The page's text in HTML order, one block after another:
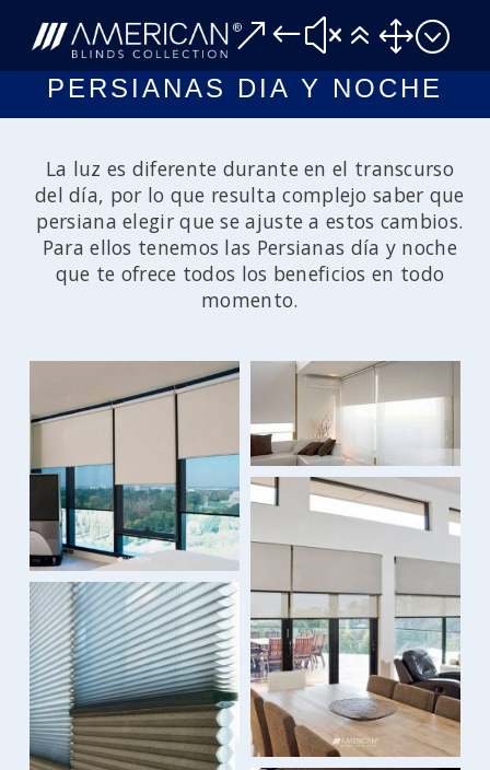
&#x61;
PERSIANAS DIA Y NOCHE
La luz es diferente durante en el transcurso
del día, por lo que resulta complejo saber que
persiana elegir que se ajuste a estos cambios.
Para ellos tenemos las Persianas día y noche
que te ofrece todos los beneficios en todo
momento.